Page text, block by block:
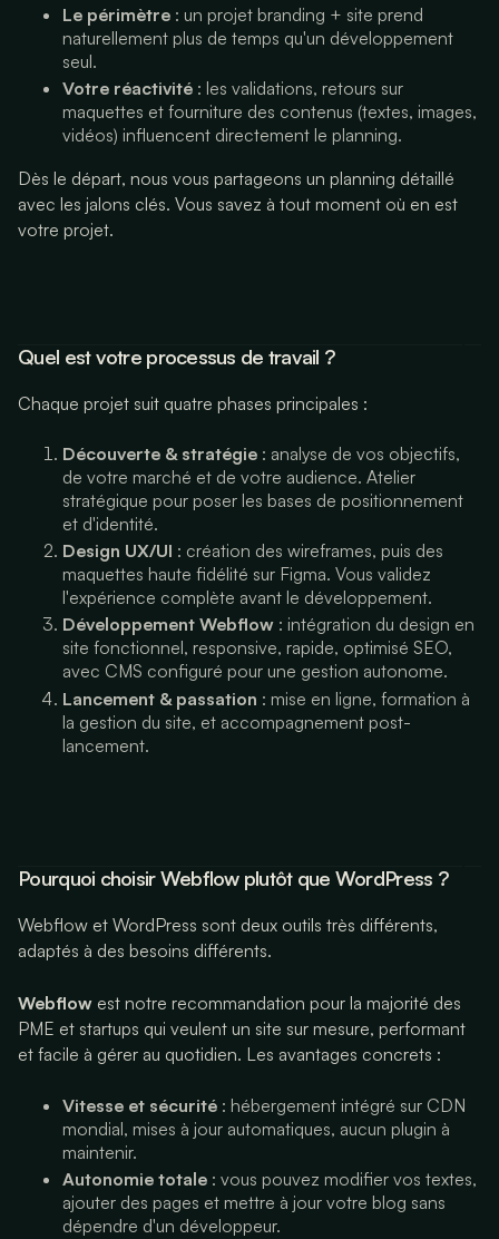
Le périmètre : un projet branding + site prend
naturellement plus de temps qu'un développement
seul.
Votre réactivité : les validations, retours sur
maquettes et fourniture des contenus (textes, images,
vidéos) influencent directement le planning.
Dès le départ, nous vous partageons un planning détaillé
avec les jalons clés. Vous savez à tout moment où en est
votre projet.
Quel est votre processus de travail ?
Chaque projet suit quatre phases principales :
Découverte & stratégie : analyse de vos objectifs,
de votre marché et de votre audience. Atelier
stratégique pour poser les bases de positionnement
et d'identité.
Design UX/UI : création des wireframes, puis des
maquettes haute fidélité sur Figma. Vous validez
l'expérience complète avant le développement.
Développement Webflow : intégration du design en
site fonctionnel, responsive, rapide, optimisé SEO,
avec CMS configuré pour une gestion autonome.
Lancement & passation : mise en ligne, formation à
la gestion du site, et accompagnement post-
lancement.
Pourquoi choisir Webflow plutôt que WordPress ?
Webflow et WordPress sont deux outils très différents,
adaptés à des besoins différents.
Webflow est notre recommandation pour la majorité des
PME et startups qui veulent un site sur mesure, performant
et facile à gérer au quotidien. Les avantages concrets :
Vitesse et sécurité : hébergement intégré sur CDN
mondial, mises à jour automatiques, aucun plugin à
maintenir.
Autonomie totale : vous pouvez modifier vos textes,
ajouter des pages et mettre à jour votre blog sans
dépendre d'un développeur.